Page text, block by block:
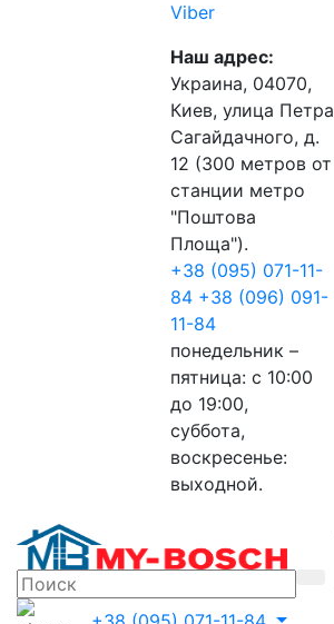
Viber
Наш адрес:
Украина, 04070,
Киев, улица Петра
Сагайдачного, д.
12 (300 метров от
станции метро
"Поштова
Площа").
+38 (095) 071-11-
84 +38 (096) 091-
11-84
понедельник –
пятница: с 10:00
до 19:00,
суббота,
воскресенье:
выходной.